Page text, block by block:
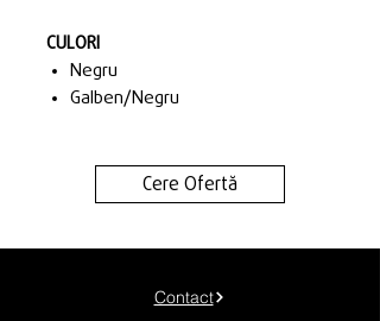
CULORI
Negru
Galben/Negru
Cere Ofertă
Contact